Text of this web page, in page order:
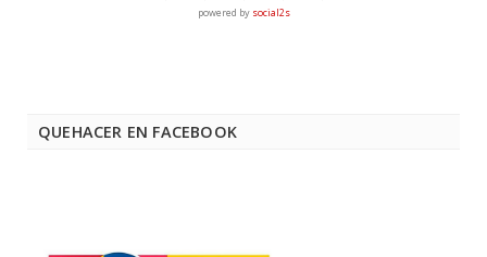
powered by social2s
QUEHACER EN FACEBOOK